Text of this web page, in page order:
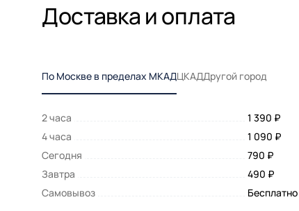
Доставка и оплата
По Москве в пределах МКАДЦКАДДругой город
2 часа
1 390 ₽
4 часа
1 090 ₽
Сегодня
790 ₽
Завтра
490 ₽
Самовывоз
Бесплатно